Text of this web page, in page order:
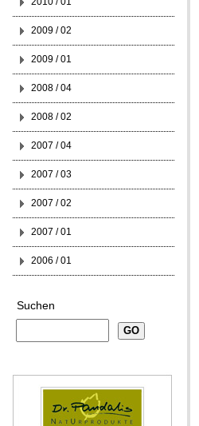
2009 / 02
2009 / 01
2008 / 04
2008 / 02
2007 / 04
2007 / 03
2007 / 02
2007 / 01
2006 / 01
Suchen